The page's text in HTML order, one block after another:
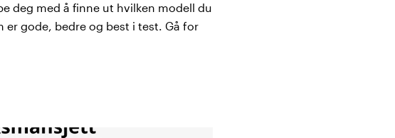
deg med å finne ut hvilken modell du
er gode, bedre og best i test. Gå for